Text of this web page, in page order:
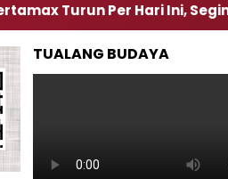
Per Hari Ini, Segini Harganya
TUALANG BUDAYA